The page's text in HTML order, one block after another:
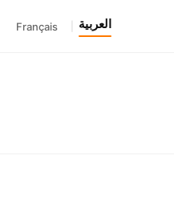
العربية Français